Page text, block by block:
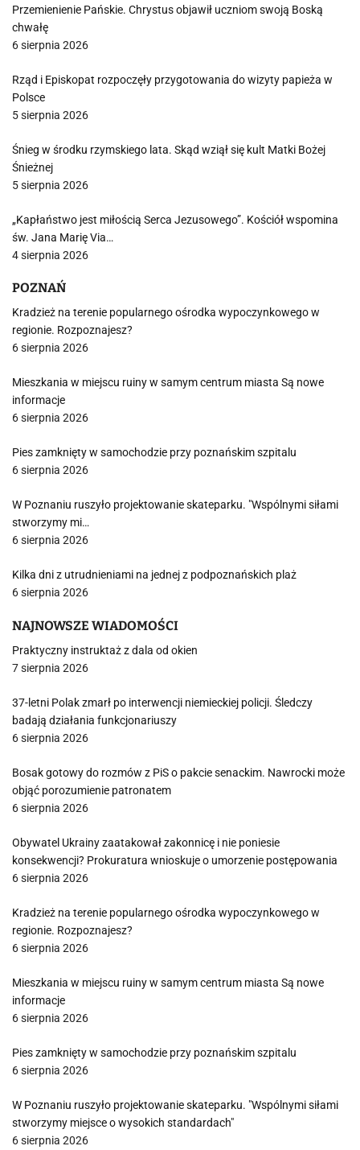
Przemienienie Pańskie. Chrystus objawił uczniom swoją Boską
chwałę
6 sierpnia 2026
Rząd i Episkopat rozpoczęły przygotowania do wizyty papieża w
Polsce
5 sierpnia 2026
Śnieg w środku rzymskiego lata. Skąd wziął się kult Matki Bożej
Śnieżnej
5 sierpnia 2026
„Kapłaństwo jest miłością Serca Jezusowego”. Kościół wspomina
św. Jana Marię Via…
4 sierpnia 2026
POZNAŃ
Kradzież na terenie popularnego ośrodka wypoczynkowego w
regionie. Rozpoznajesz?
6 sierpnia 2026
Mieszkania w miejscu ruiny w samym centrum miasta Są nowe
informacje
6 sierpnia 2026
Pies zamknięty w samochodzie przy poznańskim szpitalu
6 sierpnia 2026
W Poznaniu ruszyło projektowanie skateparku. "Wspólnymi siłami
stworzymy mi…
6 sierpnia 2026
Kilka dni z utrudnieniami na jednej z podpoznańskich plaż
6 sierpnia 2026
NAJNOWSZE WIADOMOŚCI
Praktyczny instruktaż z dala od okien
7 sierpnia 2026
37-letni Polak zmarł po interwencji niemieckiej policji. Śledczy
badają działania funkcjonariuszy
6 sierpnia 2026
Bosak gotowy do rozmów z PiS o pakcie senackim. Nawrocki może
objąć porozumienie patronatem
6 sierpnia 2026
Obywatel Ukrainy zaatakował zakonnicę i nie poniesie
konsekwencji? Prokuratura wnioskuje o umorzenie postępowania
6 sierpnia 2026
Kradzież na terenie popularnego ośrodka wypoczynkowego w
regionie. Rozpoznajesz?
6 sierpnia 2026
Mieszkania w miejscu ruiny w samym centrum miasta Są nowe
informacje
6 sierpnia 2026
Pies zamknięty w samochodzie przy poznańskim szpitalu
6 sierpnia 2026
W Poznaniu ruszyło projektowanie skateparku. "Wspólnymi siłami
stworzymy miejsce o wysokich standardach"
6 sierpnia 2026